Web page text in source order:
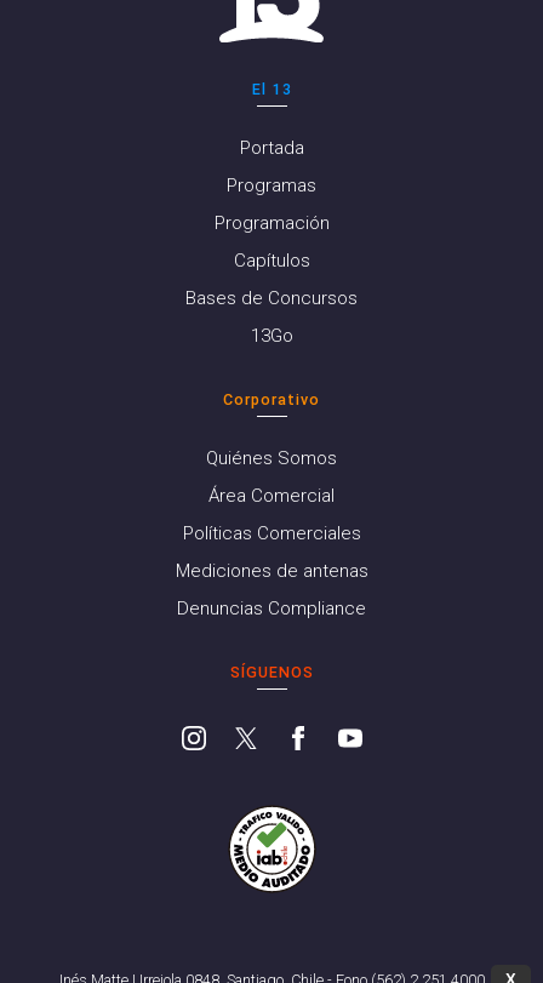
El 13
Portada
Programas
Programación
Capítulos
Bases de Concursos
13Go
Corporativo
Quiénes Somos
Área Comercial
Políticas Comerciales
Mediciones de antenas
Denuncias Compliance
SÍGUENOS
X